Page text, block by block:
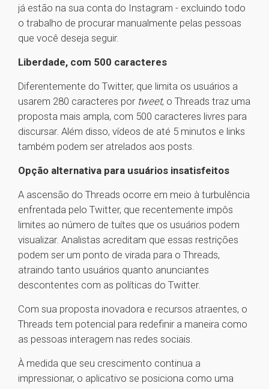
já estão na sua conta do Instagram - excluindo todo
o trabalho de procurar manualmente pelas pessoas
que você deseja seguir.
Liberdade, com 500 caracteres
Diferentemente do Twitter, que limita os usuários a
usarem 280 caracteres por tweet, o Threads traz uma
proposta mais ampla, com 500 caracteres livres para
discursar. Além disso, vídeos de até 5 minutos e links
também podem ser atrelados aos posts.
Opção alternativa para usuários insatisfeitos
A ascensão do Threads ocorre em meio à turbulência
enfrentada pelo Twitter, que recentemente impôs
limites ao número de tuítes que os usuários podem
visualizar. Analistas acreditam que essas restrições
podem ser um ponto de virada para o Threads,
atraindo tanto usuários quanto anunciantes
descontentes com as políticas do Twitter.
Com sua proposta inovadora e recursos atraentes, o
Threads tem potencial para redefinir a maneira como
as pessoas interagem nas redes sociais.
À medida que seu crescimento continua a
impressionar, o aplicativo se posiciona como uma